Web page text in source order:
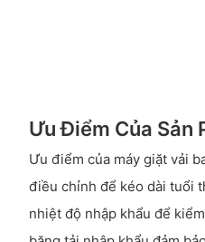
Ưu Điểm Của Sản
Ưu điểm của máy giặt vải
điều chỉnh để kéo dài tuổi
nhiệt độ nhập khẩu để